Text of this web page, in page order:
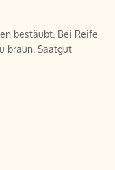
bestäubt. Bei Reife
braun. Saatgut